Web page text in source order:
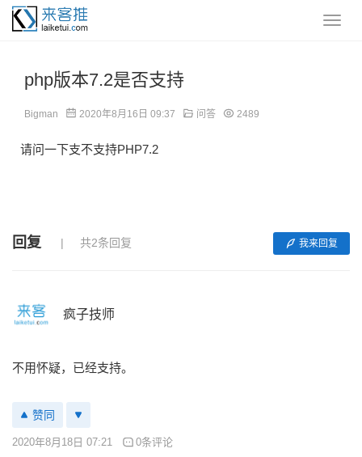
php版本7.2是否支持
Bigman 2020年8月16日 09:37 问答 2489
请问一下支不支持PHP7.2
回复 共2条回复 我来回复
疯子技师
不用怀疑，已经支持。
赞同
2020年8月18日 07:21 0条评论